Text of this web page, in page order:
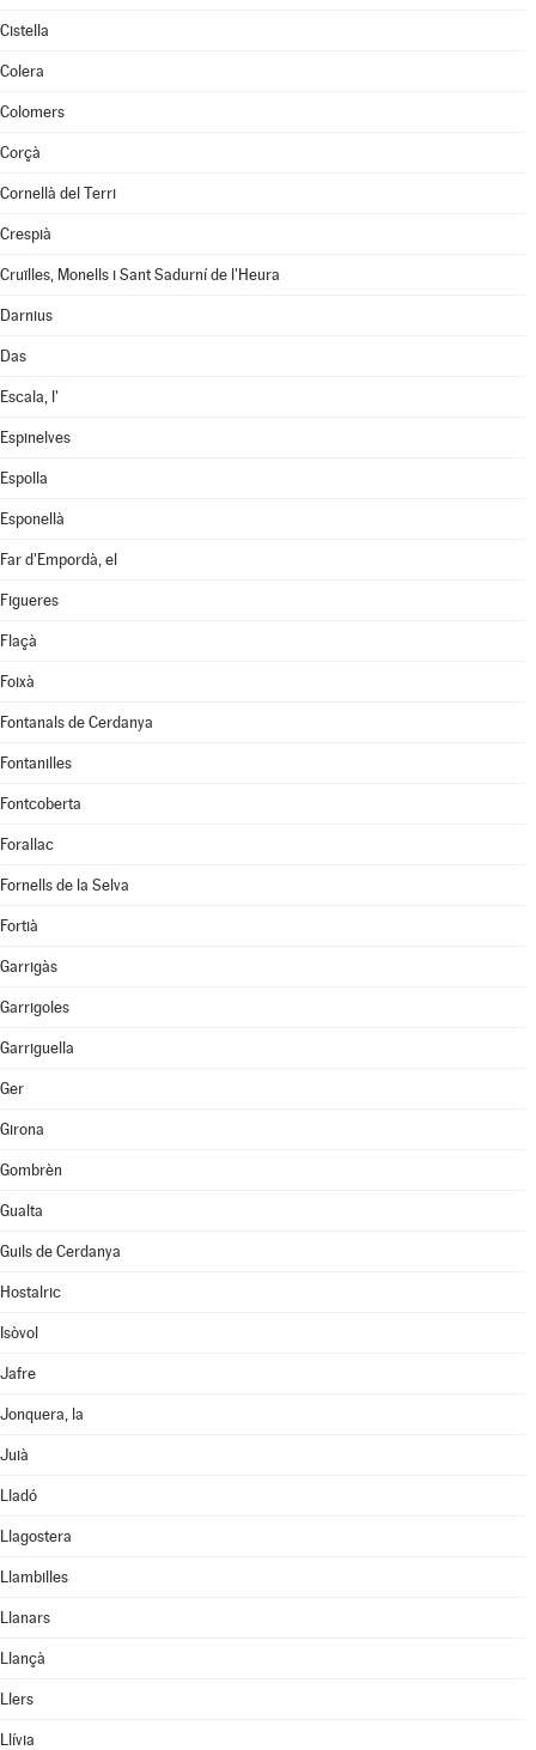
Cistella
Colera
Colomers
Corçà
Cornellà del Terri
Crespià
Cruïlles, Monells i Sant Sadurní de l'Heura
Darnius
Das
Escala, l'
Espinelves
Espolla
Esponellà
Far d'Empordà, el
Figueres
Flaçà
Foixà
Fontanals de Cerdanya
Fontanilles
Fontcoberta
Forallac
Fornells de la Selva
Fortià
Garrigàs
Garrigoles
Garriguella
Ger
Girona
Gombrèn
Gualta
Guils de Cerdanya
Hostalric
Isòvol
Jafre
Jonquera, la
Juià
Lladó
Llagostera
Llambilles
Llanars
Llançà
Llers
Llívia